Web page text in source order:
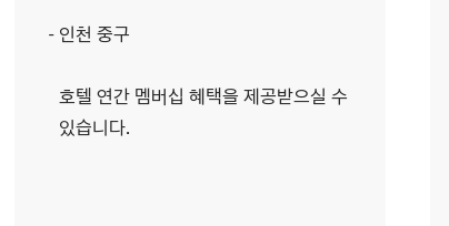
인천 중구
호텔 연간 멤버십 혜택을 제공받으실 수
있습니다.